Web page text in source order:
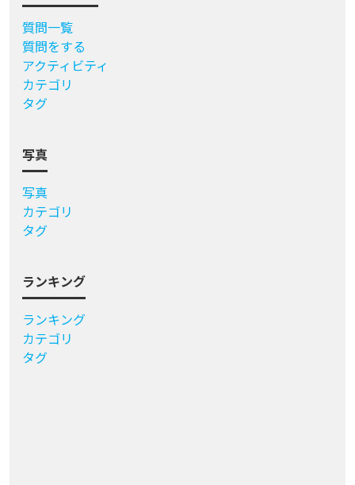
質問一覧
質問をする
アクティビティ
カテゴリ
タグ
写真
写真
カテゴリ
タグ
ランキング
ランキング
カテゴリ
タグ